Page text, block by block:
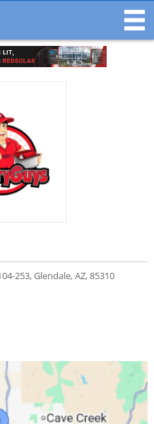
253, Glendale, AZ, 85310